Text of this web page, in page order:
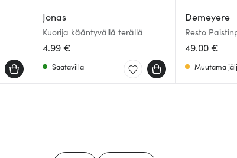
Jonas
Kuorija kääntyvällä terällä
4.99 €
Saatavilla
Demeyere
Resto
49.00 €
Muutama